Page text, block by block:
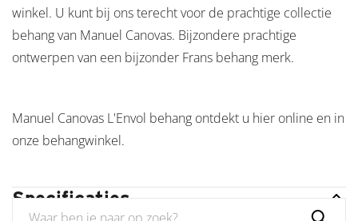
winkel. U kunt bij ons terecht voor de prachtige collectie
behang van Manuel Canovas. Bijzondere prachtige
ontwerpen van een bijzonder Frans behang merk.
Manuel Canovas L'Envol behang ontdekt u hier online en in
onze behangwinkel.
Specificaties